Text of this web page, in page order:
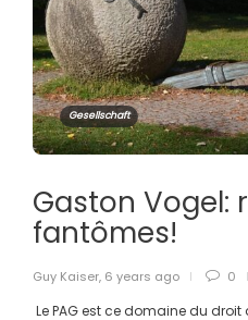
Gesellschaft
Gaston Vogel:
fantômes!
Guy Kaiser, 6 years ago 0
Le PAG est ce domaine du